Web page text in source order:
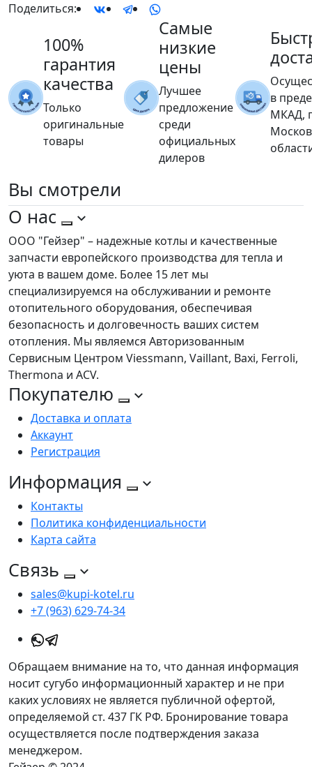
Поделиться:
100%
гарантия
качества
Только
оригинальные
товары
Самые
низкие
цены
Лучшее
предложение
среди
официальных
дилеров
в
МКАД,
Вы смотрели
О нас
ООО "Гейзер" – надежные котлы и качественные
запчасти европейского производства для тепла и
уюта в вашем доме. Более 15 лет мы
специализируемся на обслуживании и ремонте
отопительного оборудования, обеспечивая
безопасность и долговечность ваших систем
отопления. Мы являемся Авторизованным
Сервисным Центром Viessmann, Vaillant, Baxi, Ferroli,
Thermona и ACV.
Покупателю
Доставка и оплата
Аккаунт
Регистрация
Информация
Контакты
Политика конфиденциальности
Карта сайта
Связь
sales@kupi-kotel.ru
+7 (963) 629-74-34
Обращаем внимание на то, что данная информация
носит сугубо информационный характер и не при
каких условиях не является публичной офертой,
определяемой ст. 437 ГК РФ. Бронирование товара
осуществляется после подтверждения заказа
менеджером.